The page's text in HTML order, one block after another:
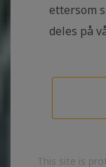
ettersom
deles på
This site is